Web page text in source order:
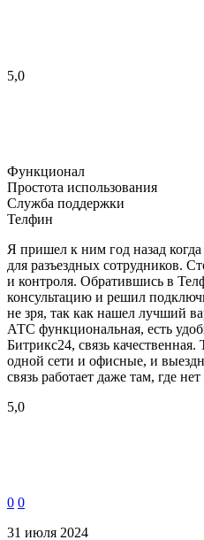
5,0
Функционал
Простота использования
Служба поддержки
Телфин
Я пришел к ним год назад
для разъездных сотрудников.
и контроля. Обратившись в
консультацию и решил
не зря, так как нашел лучший
АТС функциональная, есть
Битрикс24, связь
одной сети и офисные, и
связь работает даже там, где
5,0
0 0
31 июля 2024